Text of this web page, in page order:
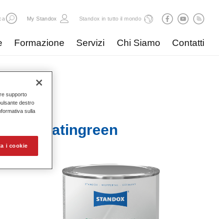
My Standox Standox in tutto il mondo
Formazione Servizi Chi Siamo Contatti
846 Satingreen
supporto
destro
sulla
i cookie